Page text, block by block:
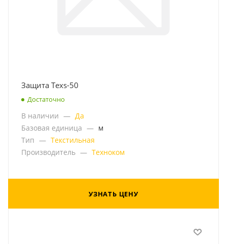
Защита Texs-50
Достаточно
В наличии — Да
Базовая единица — м
Тип — Текстильная
Производитель — Техноком
УЗНАТЬ ЦЕНУ